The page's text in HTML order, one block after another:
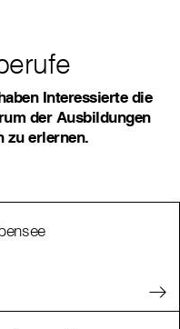
Interessierte die
der Ausbildungen
zu erlernen.